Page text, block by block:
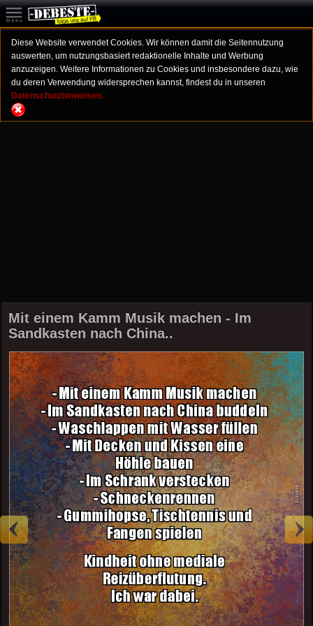
Diese Website verwendet Cookies. Wir können damit die Seitennutzung
auswerten, um nutzungsbasiert redaktionelle Inhalte und Werbung
anzuzeigen. Weitere Informationen zu Cookies und insbesondere dazu, wie
du deren Verwendung widersprechen kannst, findest du in unseren
Datenschutzhinweisen.
Mit einem Kamm Musik machen - Im
Sandkasten nach China..